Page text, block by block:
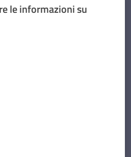
le informazioni su